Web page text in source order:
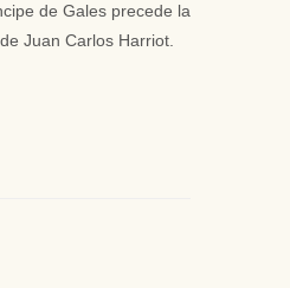
de Gales precede la
de Juan Carlos Harriot.